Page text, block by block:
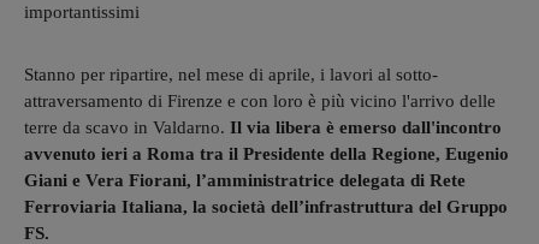
importantissimi
Stanno per ripartire, nel mese di aprile, i lavori al sotto-
attraversamento di Firenze e con loro è più vicino l'arrivo delle
terre da scavo in Valdarno. Il via libera è emerso dall'incontro
avvenuto ieri a Roma tra il Presidente della Regione, Eugenio
Giani e Vera Fiorani, l’amministratrice delegata di Rete
Ferroviaria Italiana, la società dell’infrastruttura del Gruppo
FS.